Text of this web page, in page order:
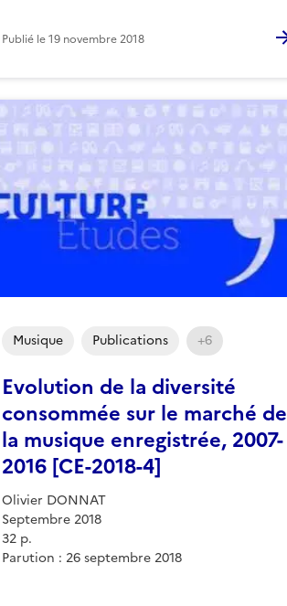
Publié le19 novembre 2018
Evolution de la diversité
consommée sur le marché de
la musique enregistrée, 2007-
2016 [CE-2018-4]
Olivier DONNAT
Septembre 2018
32 p.
Parution : 26 septembre 2018
Musique Publications +6